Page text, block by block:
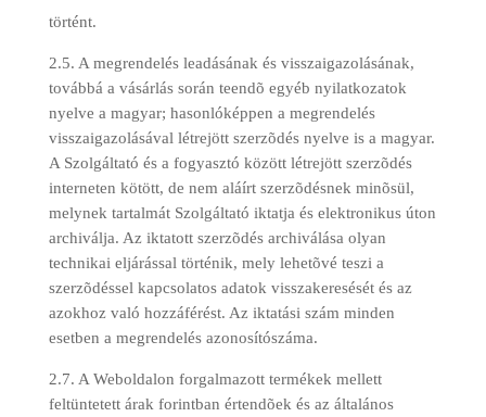
történt.
2.5. A megrendelés leadásának és visszaigazolásának,
továbbá a vásárlás során teendõ egyéb nyilatkozatok
nyelve a magyar; hasonlóképpen a megrendelés
visszaigazolásával létrejött szerzõdés nyelve is a magyar.
A Szolgáltató és a fogyasztó között létrejött szerzõdés
interneten kötött, de nem aláírt szerzõdésnek minõsül,
melynek tartalmát Szolgáltató iktatja és elektronikus úton
archiválja. Az iktatott szerzõdés archiválása olyan
technikai eljárással történik, mely lehetõvé teszi a
szerzõdéssel kapcsolatos adatok visszakeresését és az
azokhoz való hozzáférést. Az iktatási szám minden
esetben a megrendelés azonosítószáma.
2.7. A Weboldalon forgalmazott termékek mellett
feltüntetett árak forintban értendõek és az általános